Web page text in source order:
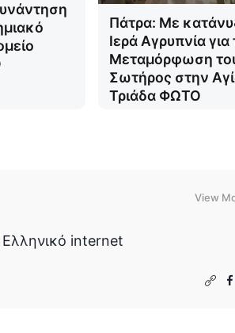
Πάτρα: Με
Ιερά Αγρυπνία για
Μεταμόρφωση
Σωτήρος στην
Τριάδα ΦΩΤΟ
View
internet